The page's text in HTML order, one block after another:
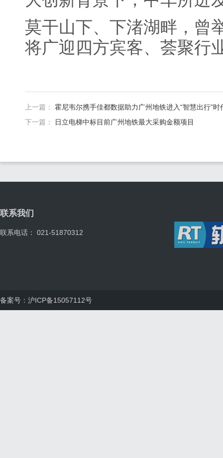
莫干山下、下渚湖畔，曾
将广迎四方宾客、荟聚行
上一篇： 霍尼韦尔携手佳都数据助力广州地铁进入“智慧出行”时
下一篇：
日立电梯中标目前广州地铁最大采购金额项目
联系我们
联系电话： 021-51870312
备案号：沪ICP备15057112号